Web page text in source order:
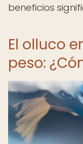
beneficios
El olluco
peso: